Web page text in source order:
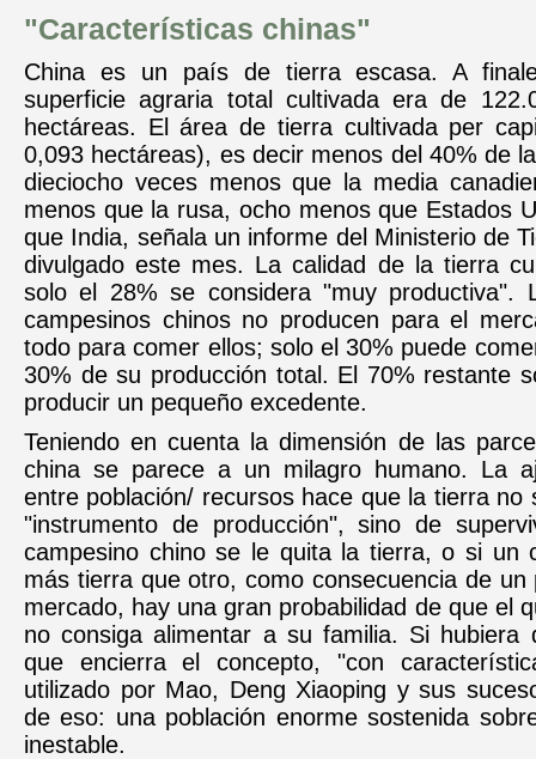
"Características chinas"
China es un país de tierra escasa. A
superficie agraria total cultivada era de
hectáreas. El área de tierra cultivada per
0,093 hectáreas), es decir menos del 40% de
dieciocho veces menos que la media
menos que la rusa, ocho menos que Estados
que India, señala un informe del Ministerio de
divulgado este mes. La calidad de la tierra
solo el 28% se considera "muy productiva".
campesinos chinos no producen para el
todo para comer ellos; solo el 30% puede
30% de su producción total. El 70% restante
producir un pequeño excedente.
Teniendo en cuenta la dimensión de las
china se parece a un milagro humano. La
entre población/ recursos hace que la tierra no
"instrumento de producción", sino de
campesino chino se le quita la tierra, o si un
más tierra que otro, como consecuencia de un
mercado, hay una gran probabilidad de que el
no consiga alimentar a su familia. Si hubiera
que encierra el concepto, "con
utilizado por Mao, Deng Xiaoping y sus
de eso: una población enorme sostenida
inestable.